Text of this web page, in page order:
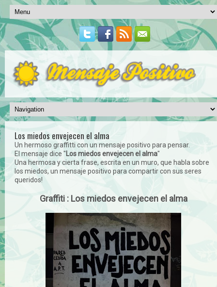
Los miedos envejecen el alma
Un hermoso graffitti con un mensaje positivo para pensar.
El mensaje dice "Los miedos envejecen el alma"
Una hermosa y cierta frase, escrita en un muro, que habla sobre
los miedos, un mensaje positivo para compartir con sus seres
queridos!
Graffiti : Los miedos envejecen el alma